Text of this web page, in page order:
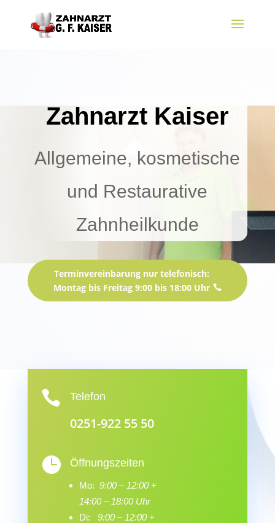
Zahnarzt Kaiser
Allgemeine, kosmetische
und Restaurative
Zahnheilkunde
Terminvereinbarung nur telefonisch:
Montag bis Freitag 9:00 bis 18:00 Uhr
 Telefon
0251-922 55 50
 Öffnungszeiten
Mo:9:00 – 12:00 +
14:00 – 18:00 Uhr
Di:9:00 – 12:00 +